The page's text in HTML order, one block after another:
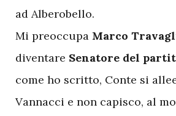
ad Alberobello.
Mi preoccupa Marco
diventare Senatore del
come ho scritto, Conte si
Vannacci e non capisco, al